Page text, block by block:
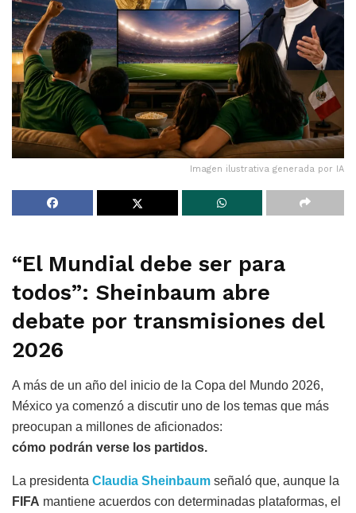
Imagen ilustrativa generada por IA
“El Mundial debe ser para
todos”: Sheinbaum abre
debate por transmisiones del
2026
A más de un año del inicio de la Copa del Mundo 2026,
México ya comenzó a discutir uno de los temas que más
preocupan a millones de aficionados:
cómo podrán verse los partidos.
La presidenta Claudia Sheinbaum señaló que, aunque la
FIFA mantiene acuerdos con determinadas plataformas, el